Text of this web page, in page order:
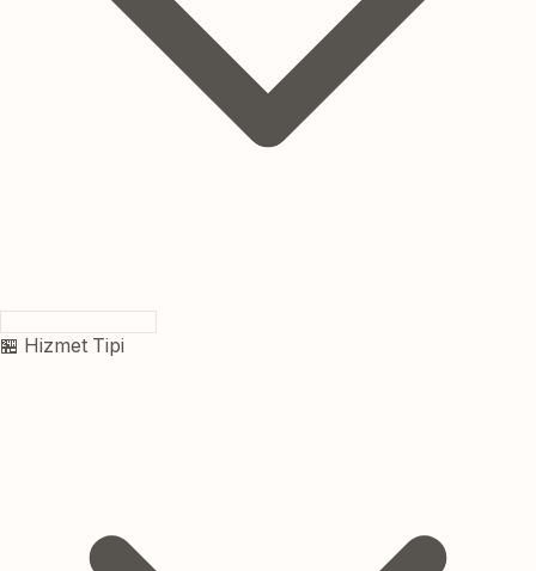
🏪 Hizmet Tipi